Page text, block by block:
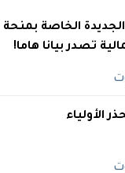
الجديدة الخاصة بمنحة
تصدر بيانا هاما!
الأولياء